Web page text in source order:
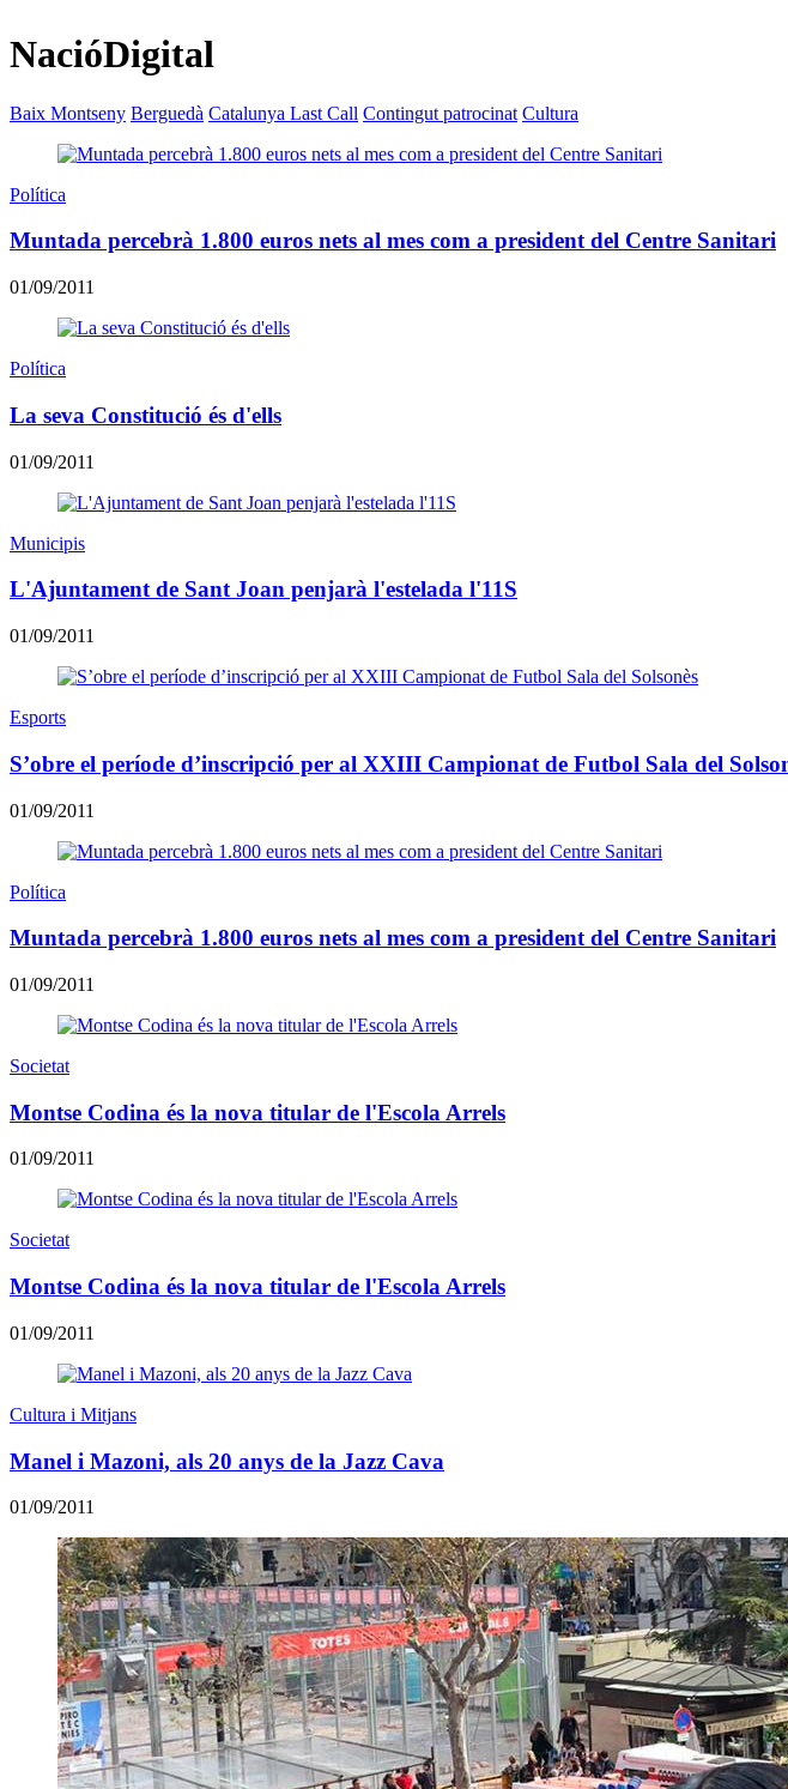
NacióDigital
Baix Montseny Berguedà Catalunya Last Call Contingut patrocinat Cultura
Política
Muntada percebrà 1.800 euros nets al mes com a president del Centre Sanitari
01/09/2011
Política
La seva Constitució és d'ells
01/09/2011
Municipis
L'Ajuntament de Sant Joan penjarà l'estelada l'11S
01/09/2011
Esports
S’obre el període d’inscripció per al XXIII Campionat de Futbol Sala del
01/09/2011
Política
Muntada percebrà 1.800 euros nets al mes com a president del Centre Sanitari
01/09/2011
Societat
Montse Codina és la nova titular de l'Escola Arrels
01/09/2011
Societat
Montse Codina és la nova titular de l'Escola Arrels
01/09/2011
Cultura i Mitjans
Manel i Mazoni, als 20 anys de la Jazz Cava
01/09/2011